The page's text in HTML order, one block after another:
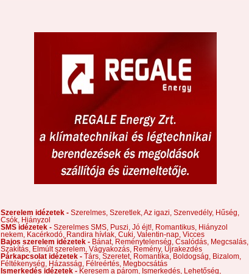
Szerelem idézetek - Szerelmes, Szeretlek, Az igazi, Szenvedély, Hűség,
Csók,
Hiányzol
SMS idézetek - Szerelmes SMS, Puszi, Jó éjt!, Romantikus,
Hiányzol
nekem,
Kacérkodó, Randira hívlak, Cuki, Valentin-nap, Vicces
Bajos szerelem idézetek - Bánat, Reménytelenség, Csalódás,
Megcsalás,
Szakítás,
Elmúlt szerelem, Vágyakozás, Remény, Újrakezdés
Párkapcsolat idézetek - Társ, Szeretet, Romantika, Boldogság,
Bizalom,
Féltékenység,
Házasság, Félreértés,
Megbocsátás
Ismerkedés idézetek - Keresem a párom, Ismerkedés, Lehetőség,